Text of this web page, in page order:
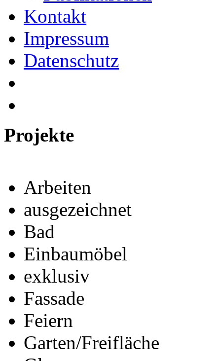
Kontakt
Impressum
Datenschutz
Projekte
Arbeiten
ausgezeichnet
Bad
Einbaumöbel
exklusiv
Fassade
Feiern
Garten/Freifläche